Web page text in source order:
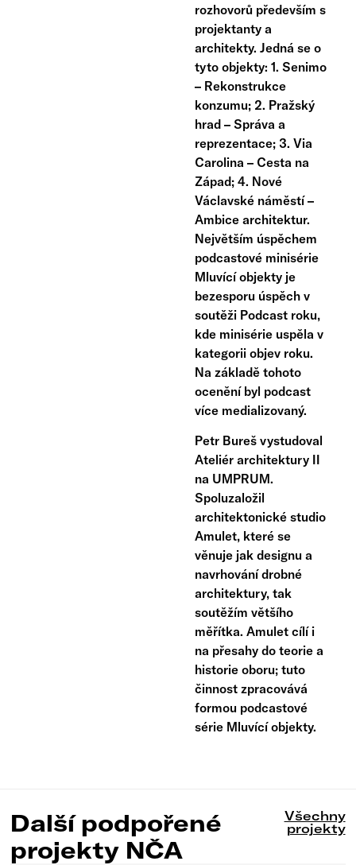
rozhovorů především s
projektanty a
architekty. Jedná se o
tyto objekty: 1. Senimo
– Rekonstrukce
konzumu; 2. Pražský
hrad – Správa a
reprezentace; 3. Via
Carolina – Cesta na
Západ; 4. Nové
Václavské náměstí –
Ambice architektur.
Největším úspěchem
podcastové minisérie
Mluvící objekty je
bezesporu úspěch v
soutěži Podcast roku,
kde minisérie uspěla v
kategorii objev roku.
Na základě tohoto
ocenění byl podcast
více medializovaný.
Petr Bureš vystudoval
Ateliér architektury II
na UMPRUM.
Spoluzaložil
architektonické studio
Amulet, které se
věnuje jak designu a
navrhování drobné
architektury, tak
soutěžím většího
měřítka. Amulet cílí i
na přesahy do teorie a
historie oboru; tuto
činnost zpracovává
formou podcastové
série Mluvící objekty.
Další podpořené
projekty NČA
Všechny
projekty